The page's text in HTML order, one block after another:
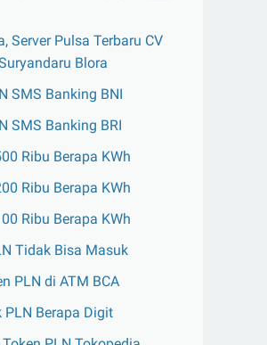
Server Pulsa Terbaru CV
Blora
SMS Banking BNI
SMS Banking BRI
Ribu Berapa KWh
Ribu Berapa KWh
Ribu Berapa KWh
Tidak Bisa Masuk
PLN di ATM BCA
PLN Berapa Digit